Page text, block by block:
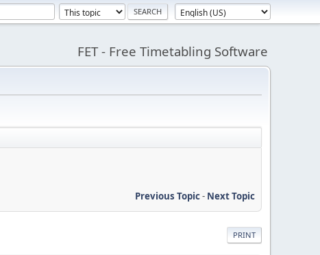
FET - Free Timetabling Software
Previous Topic- Next Topic
PRINT